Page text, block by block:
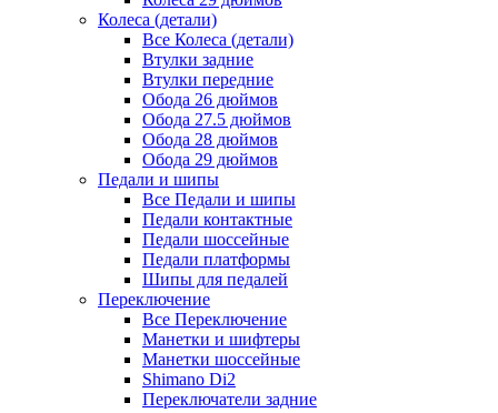
Колеса (детали)
Все Колеса (детали)
Втулки задние
Втулки передние
Обода 26 дюймов
Обода 27.5 дюймов
Обода 28 дюймов
Обода 29 дюймов
Педали и шипы
Все Педали и шипы
Педали контактные
Педали шоссейные
Педали платформы
Шипы для педалей
Переключение
Все Переключение
Манетки и шифтеры
Манетки шоссейные
Shimano Di2
Переключатели задние